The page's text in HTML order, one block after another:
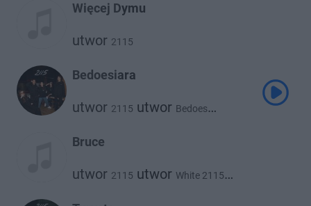
Więcej Dymu
utwor 2115
Bedoesiara
utwor 2115 utwor Bedoes
@atutowy
Bruce
utwor 2115 utwor White 2115
Kuqe 2115